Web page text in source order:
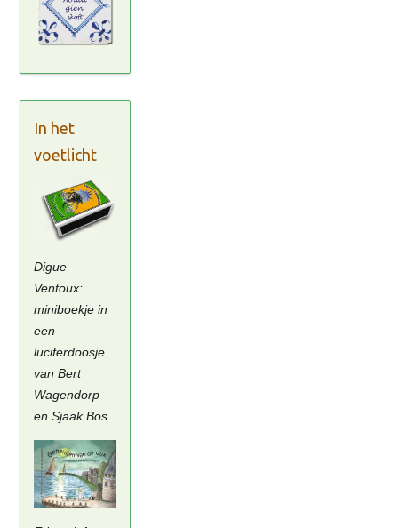
In het
voetlicht
Digue
Ventoux:
miniboekje in
een
luciferdoosje
van Bert
Wagendorp
en Sjaak Bos